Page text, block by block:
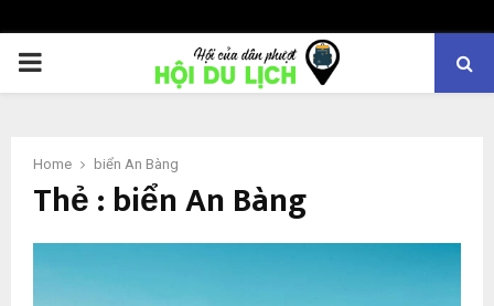
PRIMARY
Home biển An Bàng
Thẻ : biển An Bàng